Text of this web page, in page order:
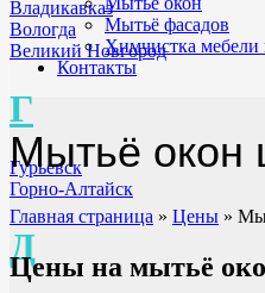
Владикавказ
Вологда
Великий Новгород
Г
Гурьевск
Горно-Алтайск
Д
Мытьё фасадов
Химчистка мебели
Контакты
Мытьё окон
Главная страница » Цены »
Цены на мытьё